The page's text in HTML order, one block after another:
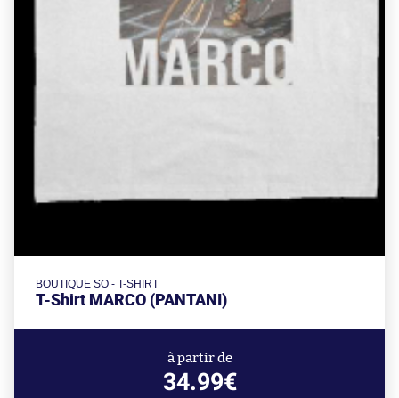
BOUTIQUE SO - T-SHIRT
T-Shirt MARCO (PANTANI)
à partir de
34.99€